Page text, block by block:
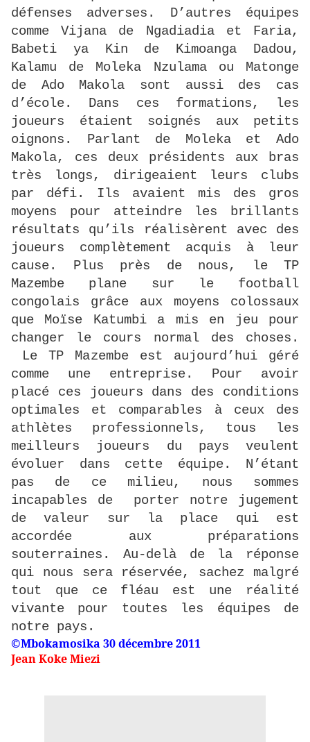
défenses adverses. D’autres équipes
comme Vijana de Ngadiadia et Faria,
Babeti ya Kin de Kimoanga Dadou,
Kalamu de Moleka Nzulama ou Matonge
de Ado Makola sont aussi des cas
d’école. Dans ces formations, les
joueurs étaient soignés aux petits
oignons. Parlant de Moleka et Ado
Makola, ces deux présidents aux bras
très longs, dirigeaient leurs clubs
par défi. Ils avaient mis des gros
moyens pour atteindre les brillants
résultats qu’ils réalisèrent avec des
joueurs complètement acquis à leur
cause. Plus près de nous, le TP
Mazembe plane sur le football
congolais grâce aux moyens colossaux
que Moïse Katumbi a mis en jeu pour
changer le cours normal des choses.
Le TP Mazembe est aujourd’hui géré
comme une entreprise. Pour avoir
placé ces joueurs dans des conditions
optimales et comparables à ceux des
athlètes professionnels, tous les
meilleurs joueurs du pays veulent
évoluer dans cette équipe. N’étant
pas de ce milieu, nous sommes
incapables de porter notre jugement
de valeur sur la place qui est
accordée aux préparations
souterraines. Au-delà de la réponse
qui nous sera réservée, sachez malgré
tout que ce fléau est une réalité
vivante pour toutes les équipes de
notre pays.
©Mbokamosika 30 décembre 2011
Jean Koke Miezi